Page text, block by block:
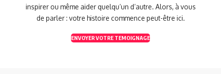
inspirer ou même aider quelqu’un d’autre. Alors, à vous
de parler : votre histoire commence peut-être ici.
ENVOYER VOTRE TEMOIGNAGE